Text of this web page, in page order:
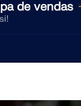
de vendas